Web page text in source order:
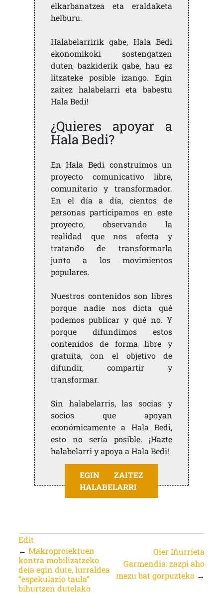
elkarbanatzea eta eraldaketa
helburu.
Halabelarririk gabe, Hala Bedi
ekonomikoki sostengatzen
duten bazkiderik gabe, hau ez
litzateke posible izango. Egin
zaitez halabelarri eta babestu
Hala Bedi!
¿Quieres apoyar a
Hala Bedi?
En Hala Bedi construimos un
proyecto comunicativo libre,
comunitario y transformador.
En el día a día, cientos de
personas participamos en este
proyecto, observando la
realidad que nos afecta y
tratando de transformarla
junto a los movimientos
populares.
Nuestros contenidos son libres
porque nadie nos dicta qué
podemos publicar y qué no. Y
porque difundimos estos
contenidos de forma libre y
gratuita, con el objetivo de
difundir, compartir y
transformar.
Sin halabelarris, las socias y
socios que apoyan
económicamente a Hala Bedi,
esto no sería posible. ¡Hazte
halabelarri y apoya a Hala Bedi!
EGIN ZAITEZ
HALABELARRI
Edit
← Makroproiektuen
kontra mobilizatzeko
deia egin dute, lurraldea
“espekulazio taula”
bihurtzen dutelako
Oier Iñurrieta
Garmendia: zazpi aho
mezu bat gorpuzteko →